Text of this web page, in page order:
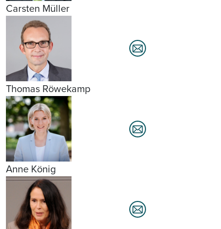
Carsten Müller
Thomas Röwekamp
Anne König